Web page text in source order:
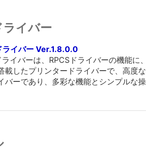
イバー
ライバー Ver.1.8.0.0
ライバーは、RPCSドライバーの機能
載したプリンタードライバーで、高
バーであり、多彩な機能とシンプルな